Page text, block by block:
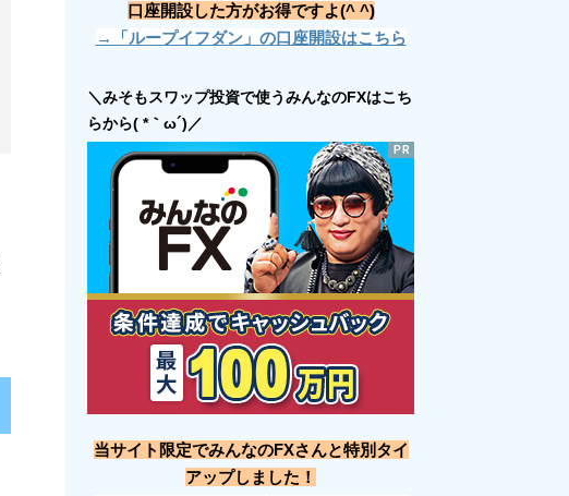
口座開設した方がお得ですよ(^ ^)
→「ループイフダン」の口座開設はこちら
＼みそもスワップ投資で使うみんなのFXはこち
らから( *｀ω´)／
当サイト限定でみんなのFXさんと特別タイ
アップしました！